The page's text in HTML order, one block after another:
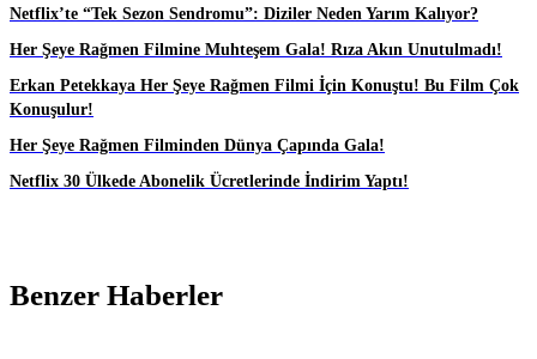
Netflix’te “Tek Sezon Sendromu”: Diziler Neden Yarım Kalıyor?
Her Şeye Rağmen Filmine Muhteşem Gala! Rıza Akın Unutulmadı!
Erkan Petekkaya Her Şeye Rağmen Filmi İçin Konuştu! Bu Film Çok
Konuşulur!
Her Şeye Rağmen Filminden Dünya Çapında Gala!
Netflix 30 Ülkede Abonelik Ücretlerinde İndirim Yaptı!
Benzer Haberler